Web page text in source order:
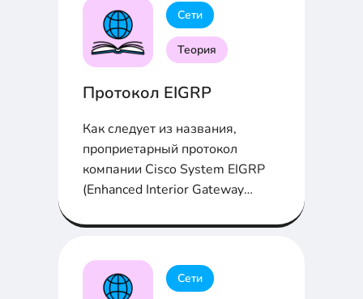
Сети
Теория
Протокол EIGRP
Как следует из названия,
проприетарный протокол
компании Cisco System EIGRP
(Enhanced Interior Gateway
«внутреннего шлюза».
Сети